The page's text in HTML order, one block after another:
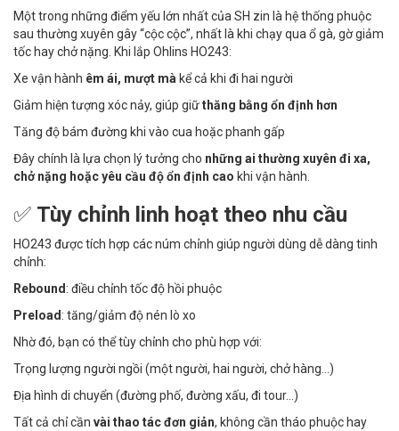
Một trong những điểm yếu lớn nhất của SH zin là hệ thống phuộc
sau thường xuyên gây “cộc cộc”, nhất là khi chạy qua ổ gà, gờ giảm
tốc hay chở nặng. Khi lắp Ohlins HO243:
Xe vận hành êm ái, mượt mà kể cả khi đi hai người
Giảm hiện tượng xóc nảy, giúp giữthăng bằng ổn định hơn
Tăng độ bám đường khi vào cua hoặc phanh gấp
Đây chính là lựa chọn lý tưởng cho những ai thường xuyên đi xa,
chở nặng hoặc yêu cầu độ ổn định cao khi vận hành.
✅ Tùy chỉnh linh hoạt theo nhu cầu
HO243 được tích hợp các núm chỉnh giúp người dùng dễ dàng tinh
chỉnh:
Rebound: điều chỉnh tốc độ hồi phuộc
Preload: tăng/giảm độ nén lò xo
Nhờ đó, bạn có thể tùy chỉnh cho phù hợp với:
Trọng lượng người ngồi (một người, hai người, chở hàng…)
Địa hình di chuyển (đường phố, đường xấu, đi tour…)
Tất cả chỉ cần vài thao tác đơn giản, không cần tháo phuộc hay